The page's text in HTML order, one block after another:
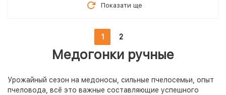
Показати ще
1 2
Медогонки ручные
Урожайный сезон на медоносы, сильные пчелосемьи, опыт
пчеловода, всё это важные составляющие успешного